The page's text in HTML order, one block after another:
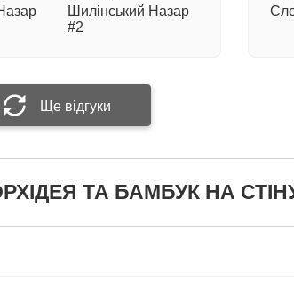
Надіслати відгук
Ще відгуки
ТА БАМБУК НА